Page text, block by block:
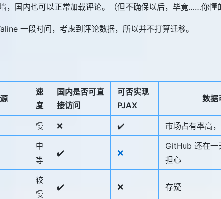
，国内也可以正常加载评论。（但不确保以后，毕竟……你懂
一段时间，考虑到评论数据，所以并不打算迁移。
速
度
国内是否可直
接访问
可否实现
PJAX
数据
慢 ❌ ✔️ 市场占有率高
中
等
✔️ ❌
GitHub 还在一
担心
较
慢
✔️ ❌ 存疑